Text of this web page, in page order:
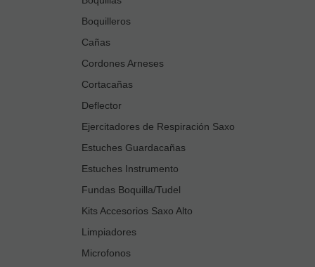
Boquilleros
Cañas
Cordones Arneses
Cortacañas
Deflector
Ejercitadores de Respiración Saxo
Estuches Guardacañas
Estuches Instrumento
Fundas Boquilla/Tudel
Kits Accesorios Saxo Alto
Limpiadores
Microfonos